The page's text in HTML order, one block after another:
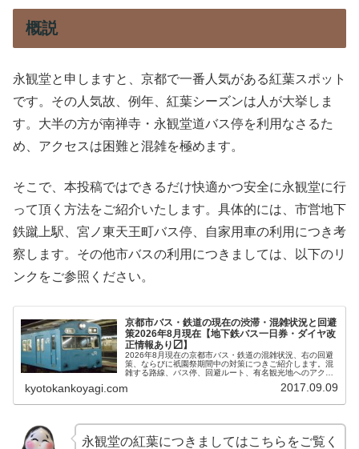
概説
永観堂と申しますと、京都で一番人気がある紅葉スポット
です。その人気故、例年、紅葉シーズンは人が大挙しま
す。大半の方が南禅寺・永観堂道バス停を利用なさるた
め、アクセスは困難と混雑を極めます。
そこで、本投稿ではできるだけ快適かつ安全に永観堂に行
って頂く方法をご紹介いたします。具体的には、市営地下
鉄蹴上駅、宮ノ東天王町バス停、自家用車の利用につき考
察します。その他市バスの利用につきましては、以下のリ
ンクをご参照ください。
京都市バス・鉄道の現在の渋滞・混雑状況と回避
策2026年8月現在【地下鉄バス一日券・ダイヤ改
正情報あり〼】
2026年8月現在の京都市バス・鉄道の混雑状況、右の回避
策、ならびに祇園祭期間中の対策につきご紹介します。混
雑する路線、バス停、回避ルート、有名観光地へのアクセ
kyotokankoyagi.com 2017.09.09
永観堂の紅葉につきましてはこちらをご覧く